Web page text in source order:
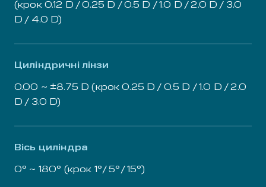
(крок 0.12 D / 0.25 D / 0.5 D / 1.0 D / 2.0 D / 3.0
D / 4.0 D)
Циліндричні лінзи
0.00 ~ ±8.75 D (крок 0.25 D / 0.5 D / 1.0 D / 2.0
D / 3.0 D)
Вісь циліндра
0° ~ 180° (крок 1°/ 5°/ 15°)